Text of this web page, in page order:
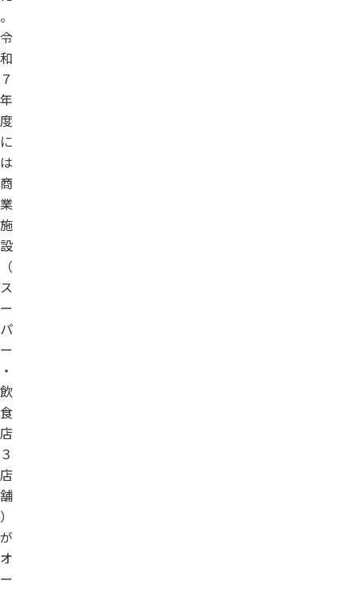
。
令
和
７
年
度
に
は
商
業
施
設
（
ス
ー
パ
ー
・
飲
食
店
３
店
舗
）
が
オ
ー